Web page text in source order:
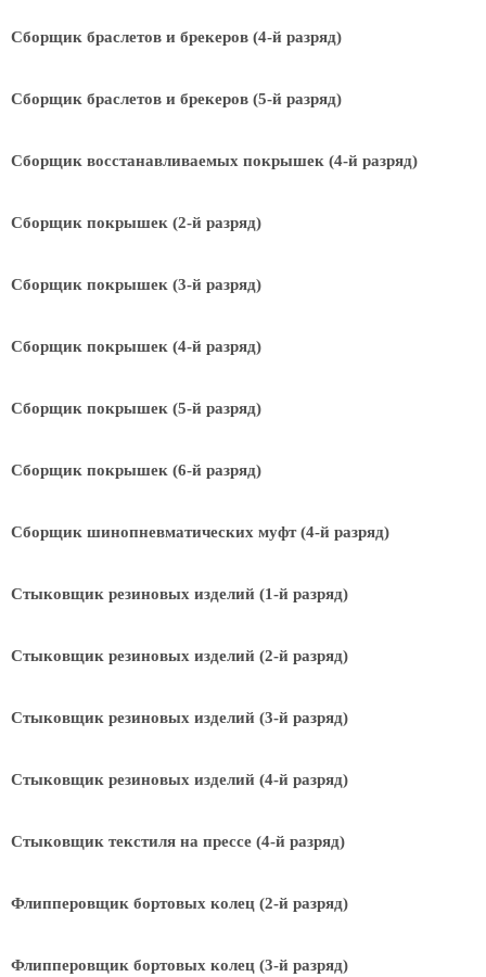
Сборщик браслетов и брекеров (4-й разряд)
Сборщик браслетов и брекеров (5-й разряд)
Сборщик восстанавливаемых покрышек (4-й разряд)
Сборщик покрышек (2-й разряд)
Сборщик покрышек (3-й разряд)
Сборщик покрышек (4-й разряд)
Сборщик покрышек (5-й разряд)
Сборщик покрышек (6-й разряд)
Сборщик шинопневматических муфт (4-й разряд)
Стыковщик резиновых изделий (1-й разряд)
Стыковщик резиновых изделий (2-й разряд)
Стыковщик резиновых изделий (3-й разряд)
Стыковщик резиновых изделий (4-й разряд)
Стыковщик текстиля на прессе (4-й разряд)
Флипперовщик бортовых колец (2-й разряд)
Флипперовщик бортовых колец (3-й разряд)